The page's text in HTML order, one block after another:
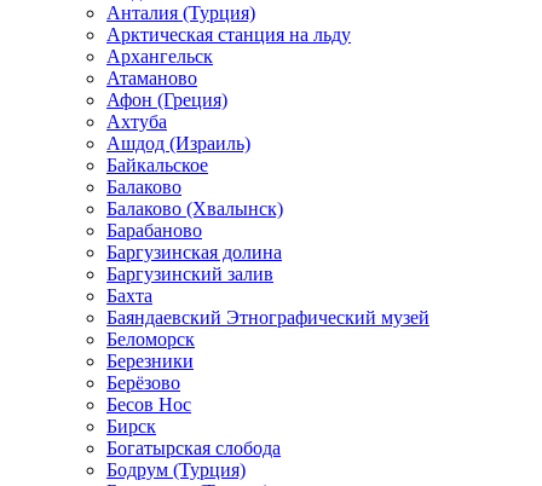
Анталия (Турция)
Арктическая станция на льду
Архангельск
Атаманово
Афон (Греция)
Ахтуба
Ашдод (Израиль)
Байкальское
Балаково
Балаково (Хвалынск)
Барабаново
Баргузинская долина
Баргузинский залив
Бахта
Баяндаевский Этнографический музей
Беломорск
Березники
Берёзово
Бесов Нос
Бирск
Богатырская слобода
Бодрум (Турция)